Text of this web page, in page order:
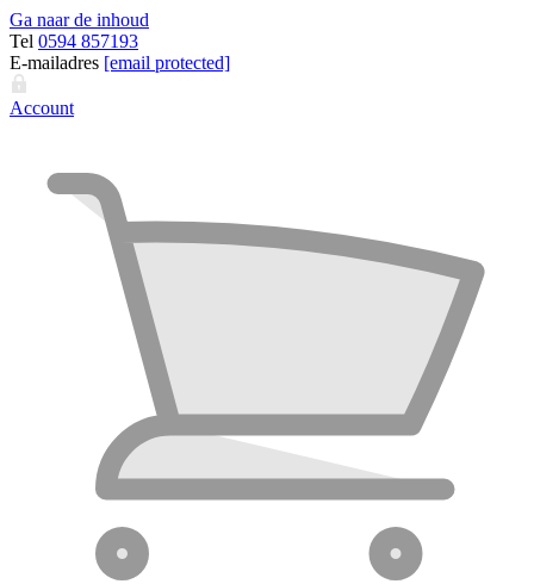
Ga naar de inhoud
Tel 0594 857193
E-mailadres [email protected]
Account